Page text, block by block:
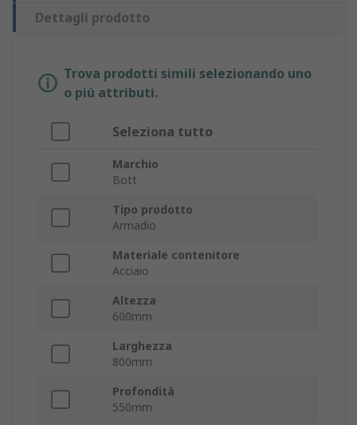
Dettagli prodotto
Trova prodotti simili selezionando uno
o più attributi.
Seleziona tutto
Marchio
Bott
Tipo prodotto
Armadio
Materiale contenitore
Acciaio
Altezza
600mm
Larghezza
800mm
Profondità
550mm